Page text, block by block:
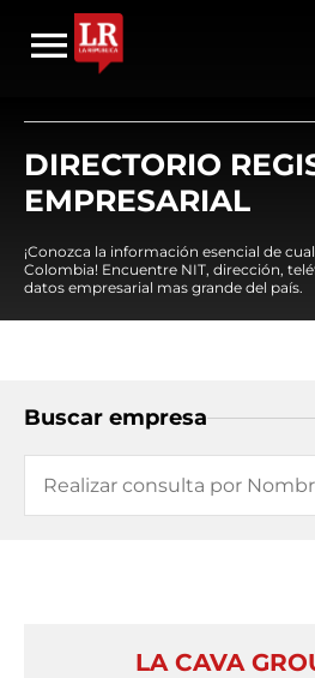
DIRECTORIO
EMPRESARIAL
¡Conozca la información esencial de
Colombia! Encuentre NIT, dirección,
datos empresarial mas grande del país.
Buscar empresa
LA CAVA